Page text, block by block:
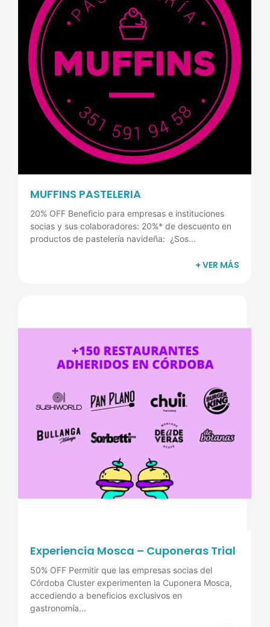
MUFFINS PASTELERIA
20% OFF Beneficio para empresas e instituciones
socias y sus colaboradores: 20%* de descuento en
productos de pastelería navideña: ¿Sos...
+ VER MÁS
Experiencia Mosca – Cuponeras Trial
50% OFF Permitir que las empresas socias del
Córdoba Cluster experimenten la Cuponera Mosca,
accediendo a beneficios exclusivos en
gastronomía...